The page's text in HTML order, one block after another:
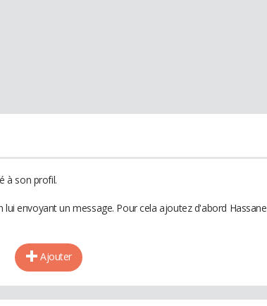
à son profil.
lui envoyant un message. Pour cela ajoutez d'abord Hassane
Ajouter